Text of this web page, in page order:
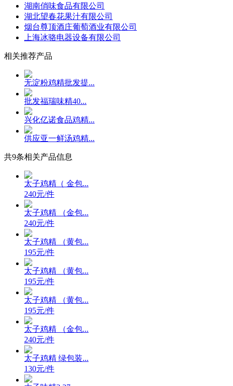
湖南俏味食品有限公司
湖北望春花果汁有限公司
烟台尊顶酒庄葡萄酒业有限公司
上海冰骆电器设备有限公司
相关推荐产品
无淀粉鸡精批发提...
批发福瑞味精40...
兴化亿诺食品鸡精...
供应亚一鲜汤鸡精...
共9条相关产品信息
太子鸡精（ 金包...
240元/件
太子鸡精 （金包...
240元/件
太子鸡精 （黄包...
195元/件
太子鸡精 （黄包...
195元/件
太子鸡精 （黄包...
195元/件
太子鸡精 （金包...
240元/件
太子鸡精 绿包装...
130元/件